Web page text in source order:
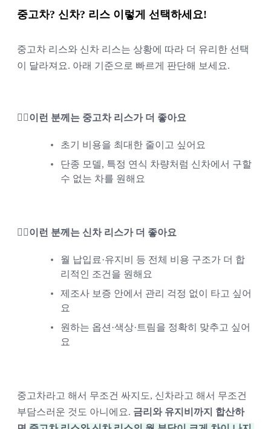
중고차? 신차? 리스 이렇게 선택하세요!
중고차 리스와 신차 리스는 상황에 따라 더 유리한 선택
이 달라져요. 아래 기준으로 빠르게 판단해 보세요.
🙋‍♀️이런 분께는 중고차 리스가 더 좋아요
초기 비용을 최대한 줄이고 싶어요
단종 모델, 특정 연식 차량처럼 신차에서 구할
수 없는 차를 원해요
🙋‍♂️이런 분께는 신차 리스가 더 좋아요
월 납입료·유지비 등 전체 비용 구조가 더 합
리적인 조건을 원해요
제조사 보증 안에서 관리 걱정 없이 타고 싶어
요
원하는 옵션·색상·트림을 정확히 맞추고 싶어
요
중고차라고 해서 무조건 싸지도, 신차라고 해서 무조건
부담스러운 것도 아니에요. 금리와 유지비까지 합산하